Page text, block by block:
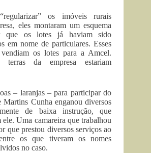
os imóveis rurais
eles montaram um esquema
que os lotes já haviam sido
em nome de particulares. Esses
vendiam os lotes para a Amcel.
da empresa estariam
– laranjas – para participar do
Martins Cunha enganou diversos
de baixa instrução, que
Uma camareira que trabalhou
que prestou diversos serviços ao
os que tiveram os nomes
no caso.